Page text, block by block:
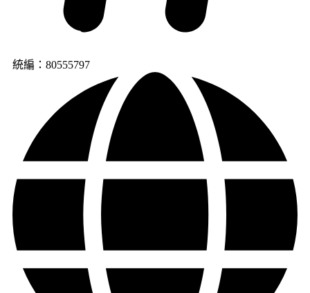
統編：80555797